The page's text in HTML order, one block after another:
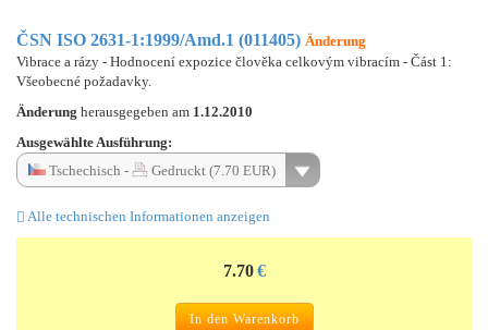
ČSN ISO 2631-1:1999/Amd.1 (011405) Änderung
Vibrace a rázy - Hodnocení expozice člověka celkovým vibracím - Část 1:
Všeobecné požadavky.
Änderung herausgegeben am 1.12.2010
Ausgewählte Ausführung:
Tschechisch -
Gedruckt (7.70 EUR)
Alle technischen Informationen anzeigen
7.70 €
In den Warenkorb